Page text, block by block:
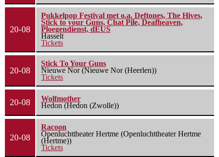
20-08
Pukkelpop Festival met o.a. Deftones, The Hives,
Stick to your Guns, Chat Pile, Deafheaven,
Ploegendienst, dEUS
Hasselt
Tickets
20-08
Stick To Your Guns
Nieuwe Nor (Nieuwe Nor (Heerlen))
Tickets
20-08
Wolfmother
Hedon (Hedon (Zwolle))
20-08
Racoon
Openluchttheater Hertme (Openluchttheater Hertme
(Hertme))
Tickets